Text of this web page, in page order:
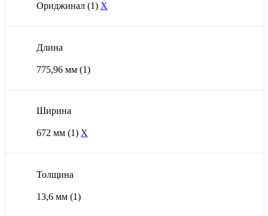
Ориджинал (1) X
Длина
775,96 мм (1)
Ширина
672 мм (1) X
Толщина
13,6 мм (1)